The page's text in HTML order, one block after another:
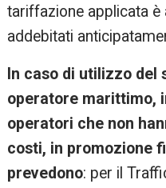
tariffazione applicata
addebitati
In caso di utilizzo
operatore marittimo,
operatori che non
costi, in promozione
prevedono: per il